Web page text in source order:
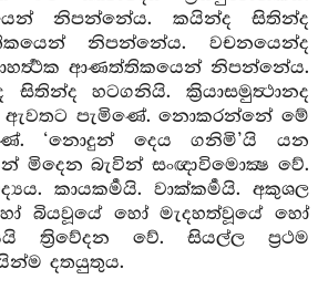
නිපන්නේය. කයින්ද සිතින්ද
නිපන්නේය. වචනයෙන්ද
ආණත්තිකයෙන් නිපන්නේය.
හටගනියි. ක්‍රියාසමුත්‍ථානද
ඇවතට පැමිණේ. නොකරන්නේ මේ
‘නොදුන් දෙය ගනිමි’යි යන
මිදෙන බැවින් සංඥාවිමොක්‍ෂ වේ.
කායකර්‍මයි. වාක්කර්‍මයි. අකුශල
බියවූයේ හෝ මැදහත්වූයේ හෝ
ත්‍රිවේදන වේ. සියල්ල ප්‍රථම
දතයුතුය.